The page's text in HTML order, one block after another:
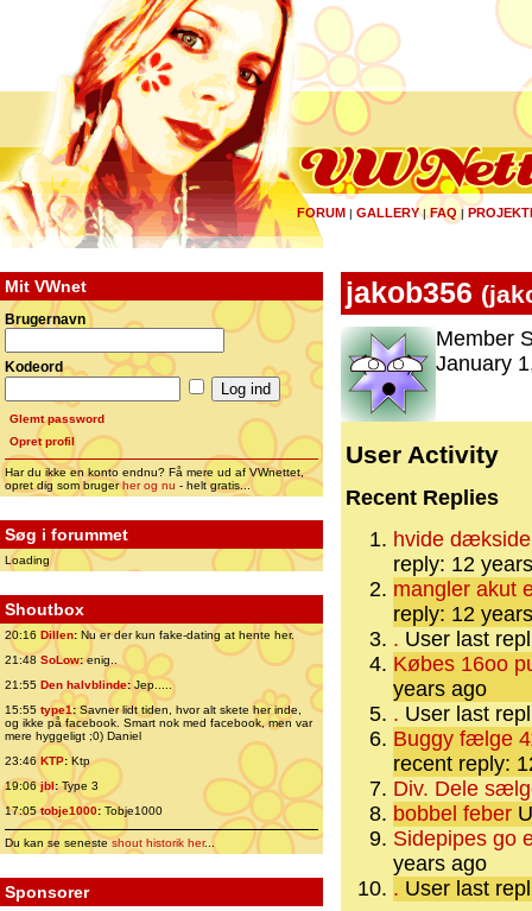
FORUM | GALLERY|FAQ |
Mit VWnet
Brugernavn
Kodeord
Glemt password
Opret profil
Har du ikke en konto endnu? Få mere ud af VWnettet,
opret dig som brugerher og nu - helt gratis...
Søg i forummet
Loading
Shoutbox
20:16 Dillen: Nu er der kun fake-dating at hente her.
21:48 SoLow:enig..
21:55 Den halvblinde:Jep.....
15:55 type1:Savner lidt tiden, hvor alt skete her inde,
og ikke på facebook. Smart nok med facebook, men var
mere hyggeligt ;0) Daniel
23:46 KTP:Ktp
19:06jbl:Type 3
17:05tobje1000: Tobje1000
Du kan se senesteshout historik her...
Sponsorer
jakob356 (
Member
January
User Activity
Recent Replies
hvide
reply: 12
mangler akut
reply: 12
. User last
Købes 16oo
years ago
. User last
Buggy fælge
recent reply:
Div. Dele
bobbel feber
Sidepipes go
years ago
. User last